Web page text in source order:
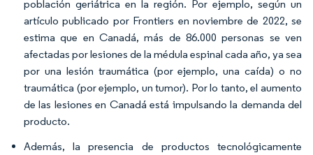
población geriátrica en la región. Por ejemplo, según un
artículo publicado por Frontiers en noviembre de 2022, se
estima que en Canadá, más de 86.000 personas se ven
afectadas por lesiones de la médula espinal cada año, ya sea
por una lesión traumática (por ejemplo, una caída) o no
traumática (por ejemplo, un tumor). Por lo tanto, el aumento
de las lesiones en Canadá está impulsando la demanda del
producto.
Además, la presencia de productos tecnológicamente